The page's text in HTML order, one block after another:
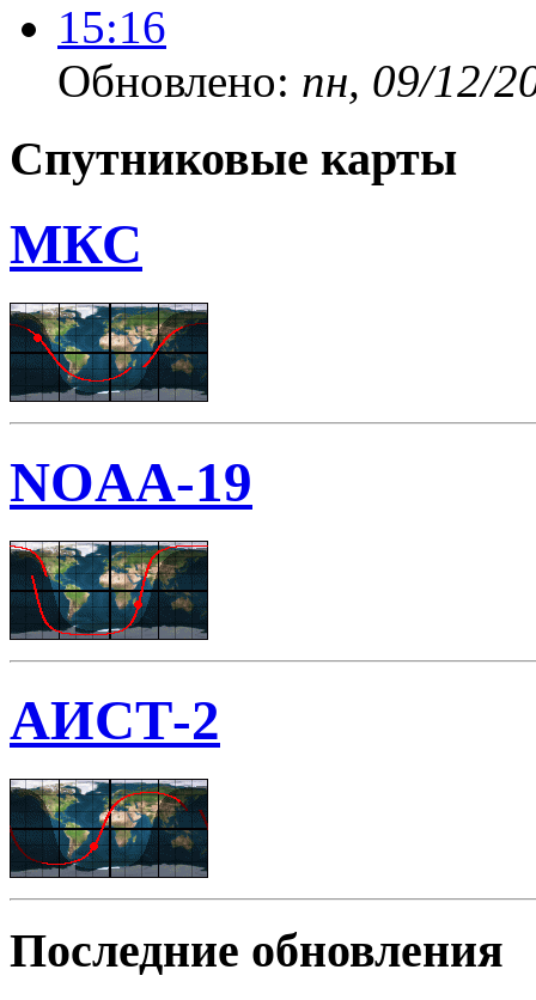
Обновлено: пн, 09/12/
Спутниковые карты
МКС
NOAA-19
АИСТ-2
Последние обновления